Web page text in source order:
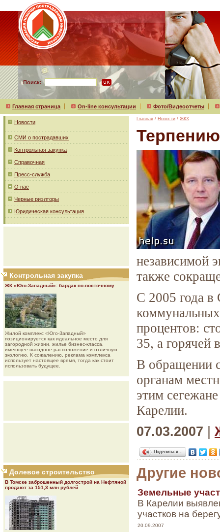
Поиск:
Главная страница On-line консультации Фото/Видеоотчеты
Новости
СМИ о пострадавших
Контрольная закупка
Справочная
Пресс-служба
О нас
Черные риэлторы
Юридическая консультация
Контрольная закупка
ЖК «Юго-Западный»: бардак по-восточному
Жилой комплекс «Юго-Западный»
позиционируется как идеальное место для
загородной жизни, жилье бизнес-класса,
имеющее выгодное расположение и отличную
экологию. К сожалению, реклама комплекса
использует настоящее время, тогда как стоит
использовать будущее.
Долевое строительство
В Томске заброшенный долгострой на Нефтяной
продают за 151,3 млн рублей
Главная / Новости / ЖКХ
независимой
также
С 2005 года в
процентов:
35, а горячей
В обращении
органам
этим
Карелии.
07.03.2007
Поделиться…
Другие
Земельные
В Карелии
участков на
20.09.2007